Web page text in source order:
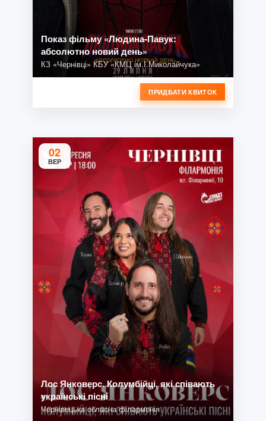
Показ фільму «Людина-Павук:
абсолютно новий день»
КЗ «Чернівці» КБУ «КМЦ ім.І.Миколайчука»
ПРИДБАТИ КВИТОК
02
ВЕР
Лос Янковерс. Колумбійці, які співають
українські пісні
Чернівецька обласна філармонія